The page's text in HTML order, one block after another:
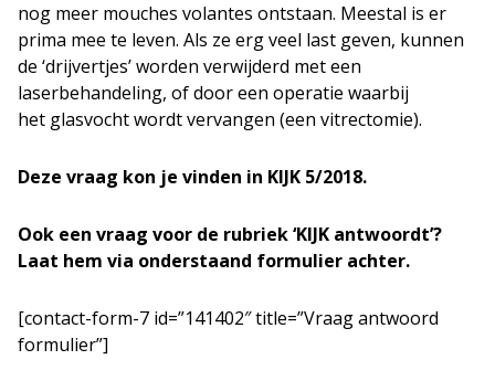
nog meer mouches volantes ontstaan. Meestal is er
prima mee te leven. Als ze erg veel last geven, kunnen
de ‘drijvertjes’ worden verwijderd met een
laserbehandeling, of door een operatie waarbij
het glasvocht wordt vervangen (een vitrectomie).
Deze vraag kon je vinden in KIJK 5/2018.
Ook een vraag voor de rubriek ‘KIJK antwoordt’?
Laat hem via onderstaand formulier achter.
[contact-form-7 id=”141402″ title=”Vraag antwoord
formulier”]